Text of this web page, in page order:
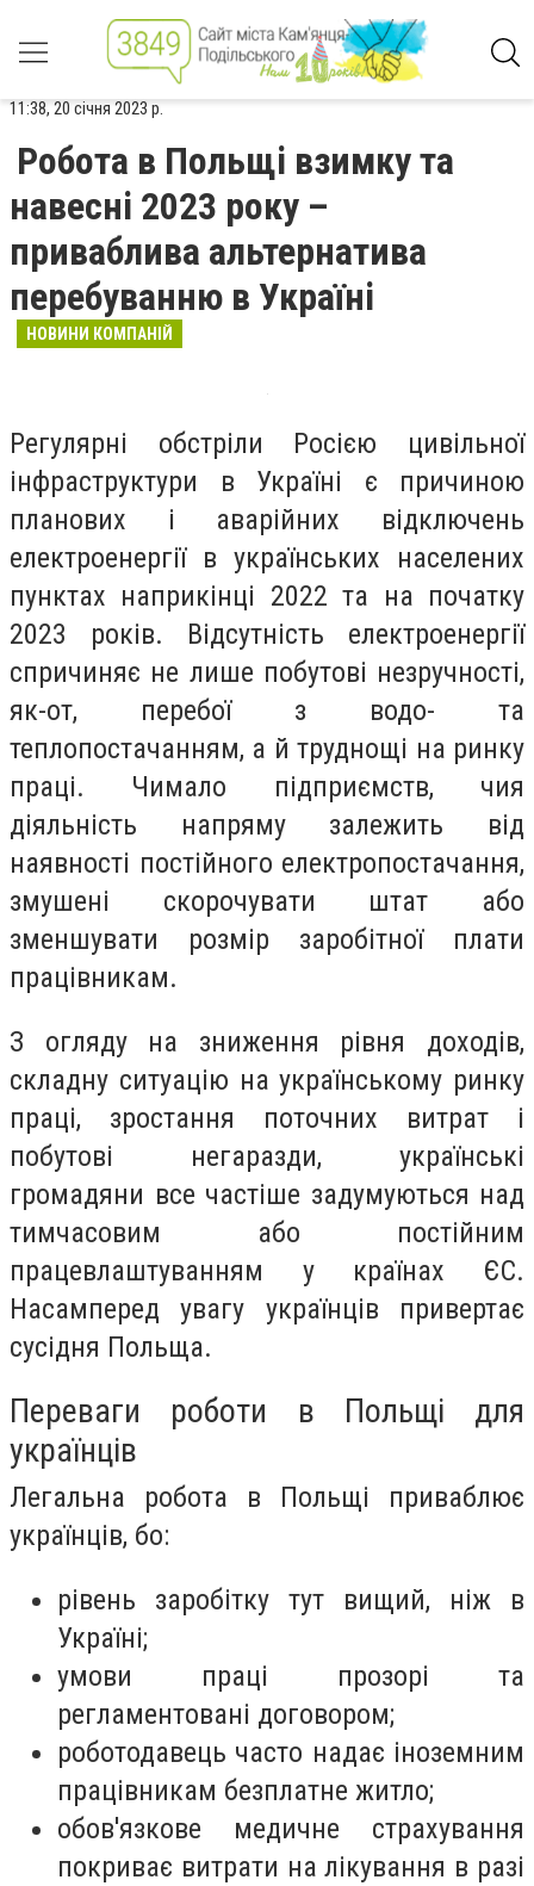
11:38, 20 січня 2023 р.
Робота в Польщі взимку та
навесні 2023 року –
приваблива альтернатива
перебуванню в Україні
НОВИНИ КОМПАНІЙ
Регулярні обстріли Росією цивільної
інфраструктури в Україні є причиною
планових і аварійних відключень
електроенергії в українських населених
пунктах наприкінці 2022 та на початку
2023 років. Відсутність електроенергії
спричиняє не лише побутові незручності,
як-от, перебої з водо- та
теплопостачанням, а й труднощі на ринку
праці. Чимало підприємств, чия
діяльність напряму залежить від
наявності постійного електропостачання,
змушені скорочувати штат або
зменшувати розмір заробітної плати
працівникам.
З огляду на зниження рівня доходів,
складну ситуацію на українському ринку
праці, зростання поточних витрат і
побутові негаразди, українські
громадяни все частіше задумуються над
тимчасовим або постійним
працевлаштуванням у країнах ЄС.
Насамперед увагу українців привертає
сусідня Польща.
Переваги роботи в Польщі для
українців
Легальна робота в Польщі приваблює
українців, бо:
рівень заробітку тут вищий, ніж в
Україні;
умови праці прозорі та
регламентовані договором;
роботодавець часто надає іноземним
працівникам безплатне житло;
обов'язкове медичне страхування
покриває витрати на лікування в разі